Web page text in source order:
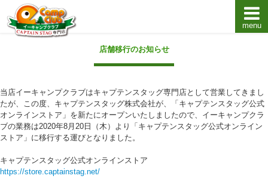
キャプテンスタッグキャンプ用品通販店【eキャンプ
menu
店舗移行のお知らせ
当店イーキャンプクラブはキャプテンスタッグ専門店として営業してきまし
たが、この度、キャプテンスタッグ株式会社が、「キャプテンスタッグ公式
オンラインストア」を新たにオープンいたしましたので、イーキャンプクラ
ブの業務は2020年8月20日（木）より「キャプテンスタッグ公式オンライン
ストア」に移行する運びとなりました。
キャプテンスタッグ公式オンラインストア
https://store.captainstag.net/